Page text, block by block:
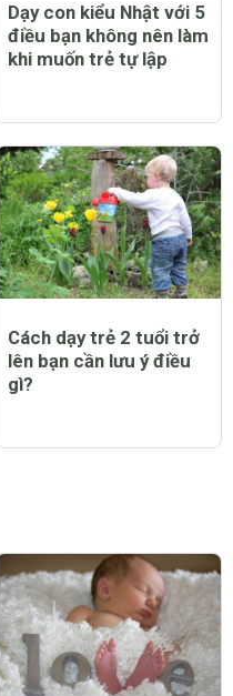
Dạy con kiểu Nhật với 5
điều bạn không nên làm
khi muốn trẻ tự lập
Cách dạy trẻ 2 tuổi trở
lên bạn cần lưu ý điều
gì?